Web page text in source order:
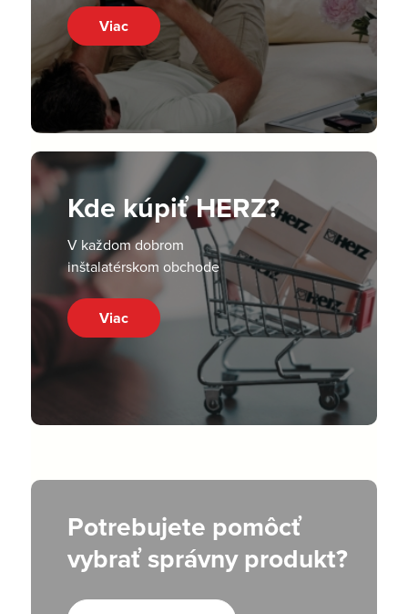
Viac
Kde kúpiť HERZ?
V každom dobrom
inštalatérskom obchode
Viac
Potrebujete pomôcť
vybrať správny produkt?